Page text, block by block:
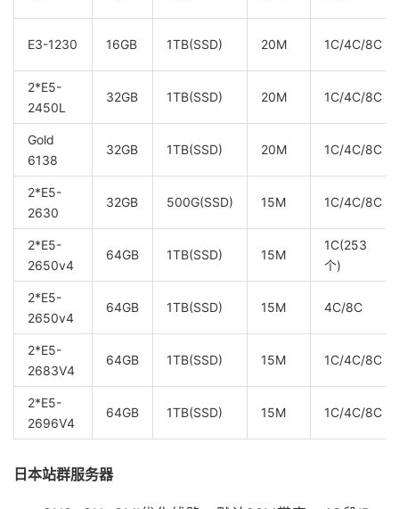
E3-1230 16GB 1TB(SSD) 20M 1C/4C/8C
2*E5-
2450L
32GB 1TB(SSD) 20M 1C/4C/8C
Gold
6138
32GB 1TB(SSD) 20M 1C/4C/8C
2*E5-
2630
32GB 500G(SSD) 15M 1C/4C/8C
2*E5-
2650v4
64GB 1TB(SSD) 15M
1C(253
个)
2*E5-
2650v4
64GB 1TB(SSD) 15M 4C/8C
2*E5-
2683V4
64GB 1TB(SSD) 15M 1C/4C/8C
2*E5-
2696V4
64GB 1TB(SSD) 15M 1C/4C/8C
日本站群服务器